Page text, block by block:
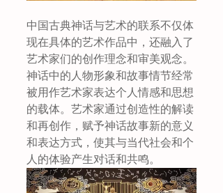
中国古典神话与艺术的联系不仅体
现在具体的艺术作品中，还融入了
艺术家们的创作理念和审美观念。
神话中的人物形象和故事情节经常
被用作艺术家表达个人情感和思想
的载体。艺术家通过创造性的解读
和再创作，赋予神话故事新的意义
和表达方式，使其与当代社会和个
人的体验产生对话和共鸣。